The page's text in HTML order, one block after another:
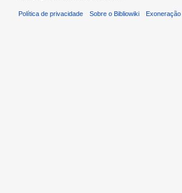
Política de privacidade Sobre o Bibliowiki